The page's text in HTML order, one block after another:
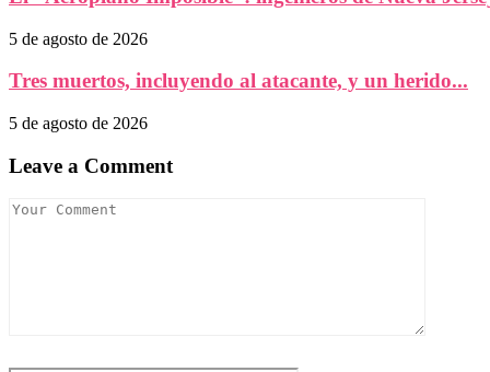
5 de agosto de 2026
Tres muertos, incluyendo al atacante, y un herido...
5 de agosto de 2026
Leave a Comment